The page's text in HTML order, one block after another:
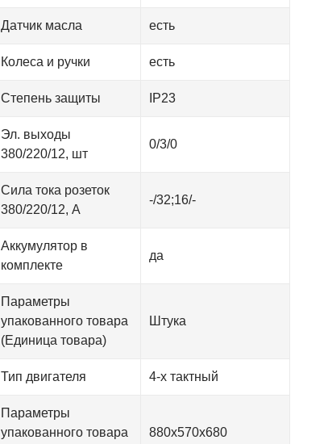
Датчик масла есть
Колеса и ручки есть
Степень защиты IP23
Эл. выходы
380/220/12, шт
0/3/0
Сила тока розеток
380/220/12, А
-/32;16/-
Аккумулятор в
комплекте
да
Параметры
упакованного товара
(Единица товара)
Штука
Тип двигателя 4-х тактный
Параметры
упакованного товара
880x570x680